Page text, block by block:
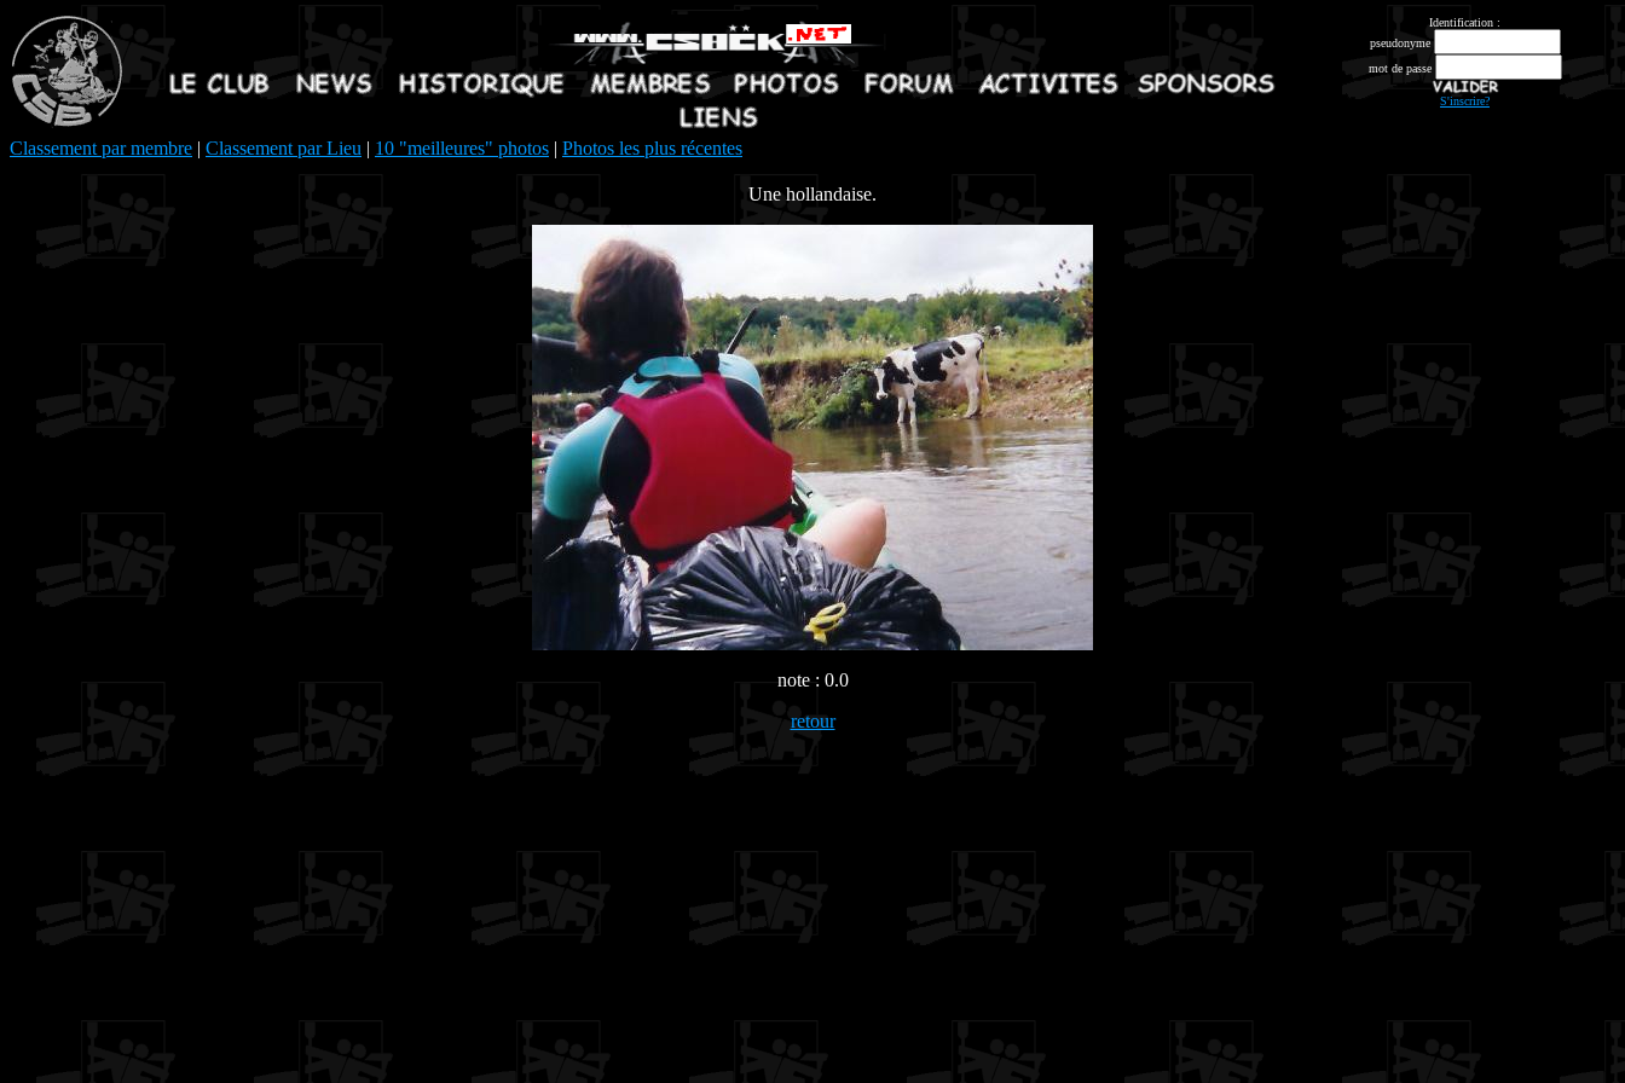
Identification :
pseudonyme
mot de passe
S'inscrire?
Classement par membre | Classement par Lieu | 10 "meilleures" photos | Photos les plus récentes
Une hollandaise.
note : 0.0
retour